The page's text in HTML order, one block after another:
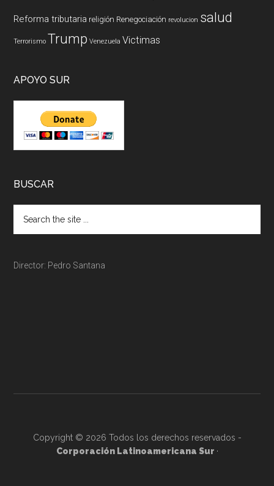
Reforma tributaria religión Renegociación revolucion salud
Terrorismo Trump Venezuela Victimas
APOYO SUR
BUSCAR
Director: Pedro Santana
Copyright © 2026 Todos los derechos reservados -
Corporación Latinoamericana Sur ·